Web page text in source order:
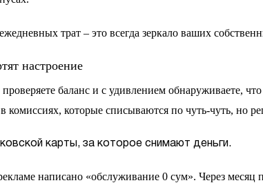
трат – это всегда зеркало ваших
настроение
баланс и с удивлением обнаруживаете,
комиссиях, которые списываются по чуть-чуть, но
карты, за которое снимают деньги.
написано «обслуживание 0 сум». Через месяц